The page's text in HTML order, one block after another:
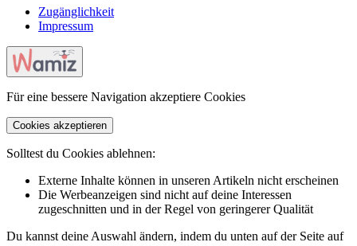
Zugänglichkeit
Impressum
Für eine bessere Navigation akzeptiere Cookies
Cookies akzeptieren
Solltest du Cookies ablehnen:
Externe Inhalte können in unseren Artikeln nicht erscheinen
Die Werbeanzeigen sind nicht auf deine Interessen
zugeschnitten und in der Regel von geringerer Qualität
Du kannst deine Auswahl ändern, indem du unten auf der Seite auf